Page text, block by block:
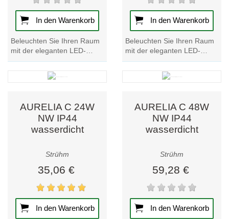
In den Warenkorb
Beleuchten Sie Ihren Raum
mit der eleganten LED-
Deckenleuchte ATUT C 36W
in der Ausführung Eiche
natur. Verbessern...
In den Warenkorb
Beleuchten Sie Ihren Raum
mit der eleganten LED-
Deckenleuchte ATUT C 36W
in Wenge-Finish.
Verbessern Sie Ihr
AURELIA C 24W
NW IP44
wasserdicht
Strühm
35,06 €
In den Warenkorb
AURELIA C 48W
NW IP44
wasserdicht
Strühm
59,28 €
In den Warenkorb